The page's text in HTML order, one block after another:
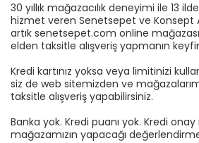
30 yıllık mağazacılık deneyimi ile 13
hizmet veren Senetsepet ve Konsept
artık senetsepet.com online
elden taksitle alışveriş yapmanın
Kredi kartınız yoksa veya limitinizi
siz de web sitemizden ve
taksitle alışveriş yapabilirsiniz.
Banka yok. Kredi puanı yok. Kredi
mağazamızın yapacağı